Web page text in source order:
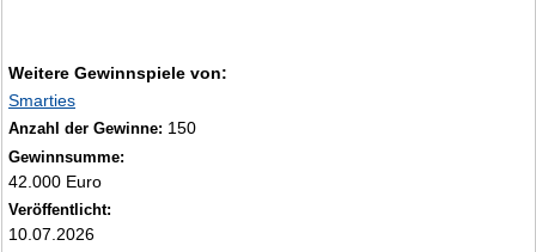
Weitere Gewinnspiele von:
Smarties
Anzahl der Gewinne: 150
Gewinnsumme:
42.000 Euro
Veröffentlicht:
10.07.2026